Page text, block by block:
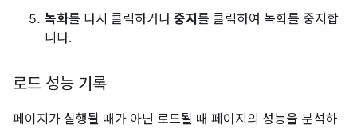
녹화를 다시 클릭하거나 중지 를 클릭하여 녹화를 중지합
니다.
로드 성능 기록
페이지가 실행될 때가 아닌 로드될 때 페이지의 성능을 분석하